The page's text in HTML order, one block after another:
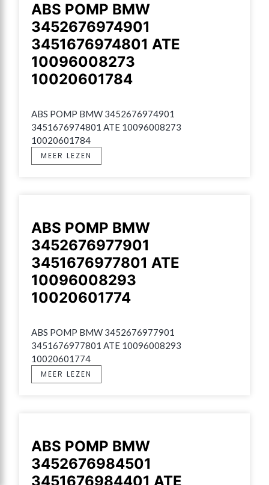
ABS POMP BMW
3452676974901
3451676974801 ATE
10096008273
10020601784
ABS POMP BMW 3452676974901
3451676974801 ATE 10096008273
10020601784
MEER LEZEN
ABS POMP BMW
3452676977901
3451676977801 ATE
10096008293
10020601774
ABS POMP BMW 3452676977901
3451676977801 ATE 10096008293
10020601774
MEER LEZEN
ABS POMP BMW
3452676984501
3451676984401 ATE